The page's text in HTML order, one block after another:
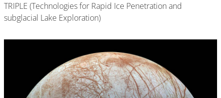
TRIPLE (Technologies for Rapid Ice Penetration and
subglacial Lake Exploration)